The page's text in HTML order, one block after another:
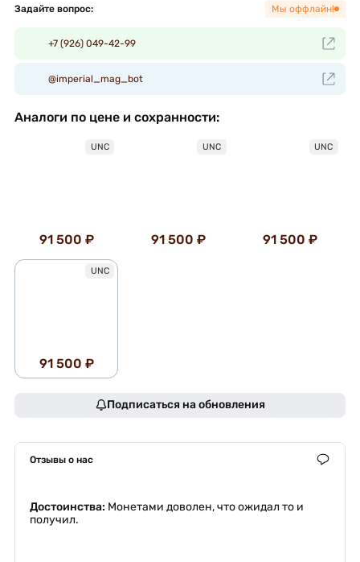
Задайте вопрос: Мы оффлайн!
+7 (926) 049-42-99
@imperial_mag_bot
Аналоги по цене и сохранности:
UNC
91 500 ₽
UNC
91 500 ₽
UNC
91 500 ₽
UNC
91 500 ₽
Подписаться на обновления
Отзывы о нас
Достоинства: Монетами доволен, что ожидал то и
получил.